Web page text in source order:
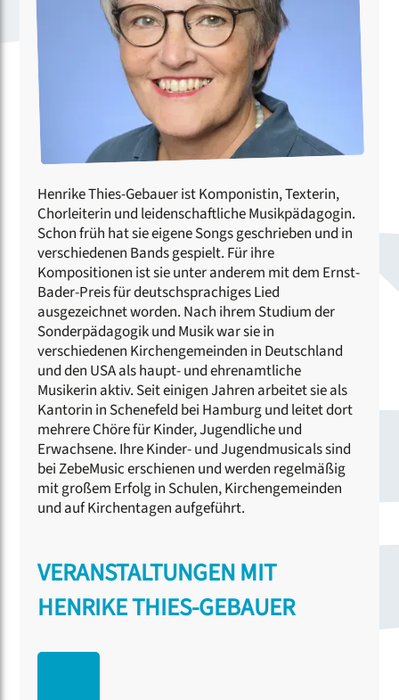
Henrike Thies-Gebauer ist Komponistin, Texterin,
Chorleiterin und leidenschaftliche Musikpädagogin.
Schon früh hat sie eigene Songs geschrieben und in
verschiedenen Bands gespielt. Für ihre
Kompositionen ist sie unter anderem mit dem Ernst-
Bader-Preis für deutschsprachiges Lied
ausgezeichnet worden. Nach ihrem Studium der
Sonderpädagogik und Musik war sie in
verschiedenen Kirchengemeinden in Deutschland
und den USA als haupt- und ehrenamtliche
Musikerin aktiv. Seit einigen Jahren arbeitet sie als
Kantorin in Schenefeld bei Hamburg und leitet dort
mehrere Chöre für Kinder, Jugendliche und
Erwachsene. Ihre Kinder- und Jugendmusicals sind
bei ZebeMusic erschienen und werden regelmäßig
mit großem Erfolg in Schulen, Kirchengemeinden
und auf Kirchentagen aufgeführt.
VERANSTALTUNGEN MIT
HENRIKE THIES-GEBAUER